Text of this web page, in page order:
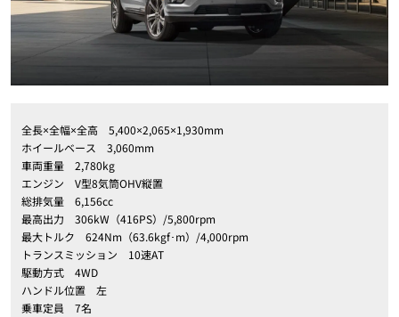
全長×全幅×全高 5,400×2,065×1,930mm
ホイールベース 3,060mm
車両重量 2,780kg
エンジン V型8気筒OHV縦置
総排気量 6,156cc
最高出力 306kW（416PS）/5,800rpm
最大トルク 624Nm（63.6kgf･m）/4,000rpm
トランスミッション 10速AT
駆動方式 4WD
ハンドル位置 左
乗車定員 7名